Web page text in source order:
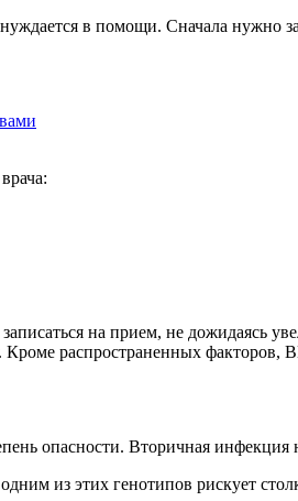
в помощи. Сначала нужно
на прием, не дожидаясь
распространенных
опасности. Вторичная инфекция
из этих генотипов рискует